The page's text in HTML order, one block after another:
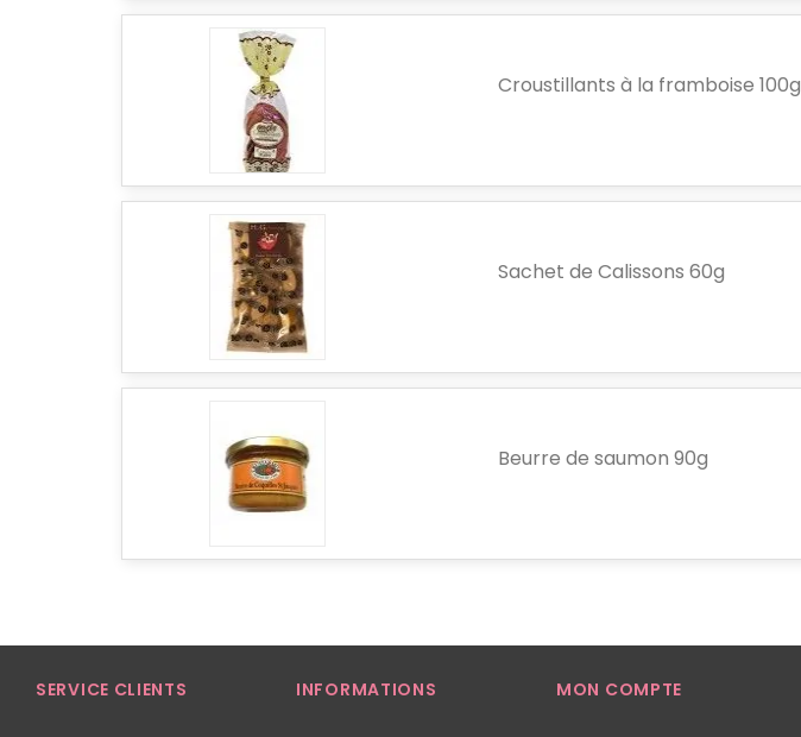
Croustillants à la framboise 100g
Sachet de Calissons 60g
Beurre de saumon 90g
SERVICE CLIENTS INFORMATIONS MON COMPTE